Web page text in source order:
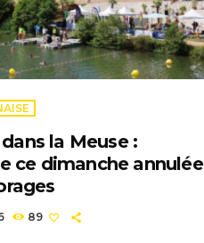
la Meuse :
ce dimanche annulée
89